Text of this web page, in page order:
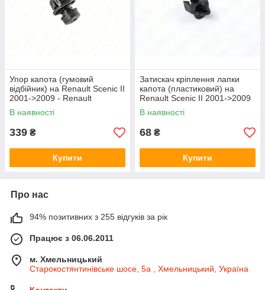
Упор капота (гумовий
відбійник) на Renault Scenic II
2001->2009 - Renault
(Оригінал) - 7700843546
В наявності
339 ₴
Купити
Затискач кріплення лапки
капота (пластиковий) на
Renault Scenic II 2001->2009
- Renault (Оригінал) -
7703079870
В наявності
68 ₴
Купити
Про нас
94% позитивних з 255 відгуків за рік
Працює з 06.06.2011
м. Хмельницький
Старокостянтинівське шосе, 5а , Хмельницький, Україна